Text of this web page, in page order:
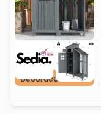
Beoordeeld met 9+